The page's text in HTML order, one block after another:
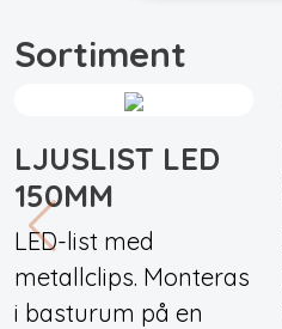
Sortiment
LJUSLIST LED
150MM
LED-list med
metallclips. Monteras
i basturum på en